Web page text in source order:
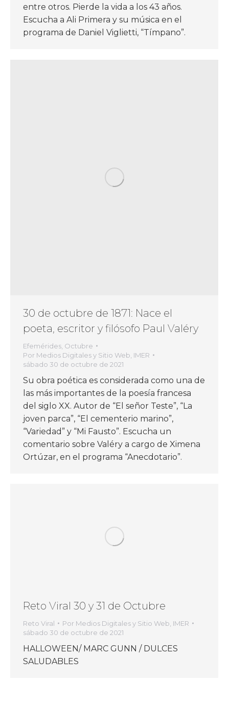
entre otros. Pierde la vida a los 43 años.
Escucha a Ali Primera y su música en el
programa de Daniel Viglietti, “Tímpano”.
30 de octubre de 1871: Nace el
poeta, escritor y filósofo Paul Valéry
Efemérides, Octubre
Por Medios Digitales y Sitio Web, IMER
sábado 30 de octubre de 2021
Su obra poética es considerada como una de
las más importantes de la poesía francesa
del siglo XX. Autor de “El señor Teste”, “La
joven parca”, “El cementerio marino”,
“Variedad” y “Mi Fausto”. Escucha un
comentario sobre Valéry a cargo de Ximena
Ortúzar, en el programa “Anecdotario”.
Reto Viral 30 y 31 de Octubre
Reto Viral Por Medios Digitales y Sitio Web, IMER
sábado 30 de octubre de 2021
HALLOWEEN/ MARC GUNN / DULCES
SALUDABLES